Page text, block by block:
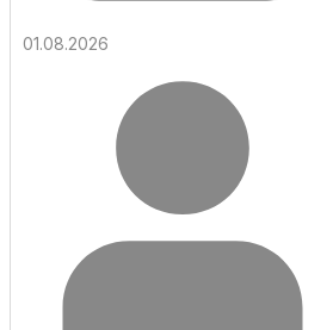
01.08.2026